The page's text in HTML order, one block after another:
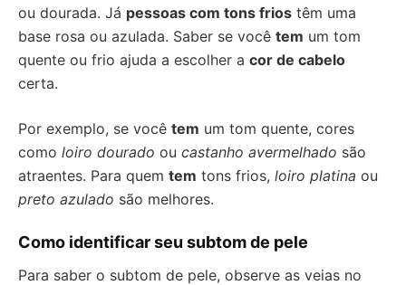
ou dourada. Já pessoas com tons frios têm uma
base rosa ou azulada. Saber se você tem um tom
quente ou frio ajuda a escolher a cor de cabelo
certa.
Por exemplo, se você tem um tom quente, cores
como loiro dourado ou castanho avermelhado são
atraentes. Para quem tem tons frios, loiro platina ou
preto azulado são melhores.
Como identificar seu subtom de pele
Para saber o subtom de pele, observe as veias no